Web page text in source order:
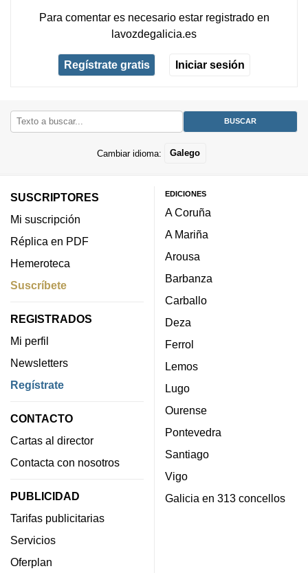
Para comentar es necesario estar registradoen
lavozdegalicia.es
Regístrate gratis Iniciar sesión
Cambiar idioma: Galego
SUSCRIPTORES
Mi suscripción
Réplica en PDF
Hemeroteca
Suscríbete
REGISTRADOS
Mi perfil
Newsletters
Regístrate
CONTACTO
Cartas al director
Contacta con nosotros
PUBLICIDAD
Tarifas publicitarias
Servicios
Oferplan
EDICIONES
A Coruña
A Mariña
Arousa
Barbanza
Carballo
Deza
Ferrol
Lemos
Lugo
Ourense
Pontevedra
Santiago
Vigo
Galicia en 313 concellos